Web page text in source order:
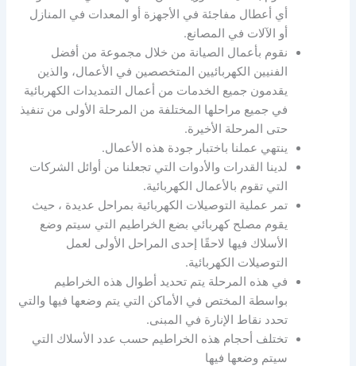
أي أعطال مفاجئة في الأجهزة أو المعدات في المنازل
أو الآلات في المصانع.
نقوم بأعمال الصيانة من خلال مجموعة من أفضل
الفنيين الكهربائيين المتخصصين في الأعمال، والذين
يقدمون جميع الخدمات من أعمال التمديدات الكهربائية
في جميع مراحلها المختلفة من المرحلة الأولى من تنفيذ
حتى المرحلة الأخيرة.
ينتهي عملنا باختبار جودة هذه الأعمال.
لدينا القدرات والأدوات التي تجعلنا من أوائل الشركات
التي تقوم بالأعمال الكهربائية.
تمر عملية التوصيلات الكهربائية بمراحل عديدة ، حيث
يقوم مصلح كهربائي بضع الخراطيم التي سيتم وضع
الأسلاك فيها لاحقًا إحدى المراحل الأولى لعمل
التوصيلات الكهربائية.
في هذه المرحلة يتم تحديد أطوال هذه الخراطيم
بواسطة المختص في الأماكن التي يتم وضعها فيها والتي
تحدد نقاط الإنارة في المبنى.
تختلف أحجام هذه الخراطيم حسب عدد الأسلاك التي
سيتم وضعها فيها